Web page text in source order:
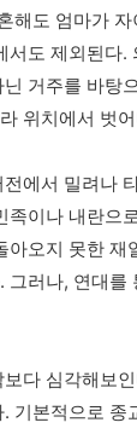
해도 엄마가
서도 제외된다
거주를 바탕
위치에서 벗
에서 밀려나
족이나 내란으
아오지 못한
그러나, 연대
다 심각해보
기본적으로